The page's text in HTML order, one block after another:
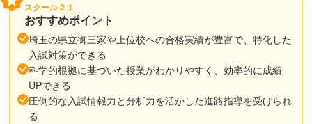
スクール２１
おすすめポイント
埼玉の県立御三家や上位校への合格実績が豊富で、特化した
入試対策ができる
科学的根拠に基づいた授業がわかりやすく、効率的に成績
UPできる
圧倒的な入試情報力と分析力を活かした進路指導を受けられ
る